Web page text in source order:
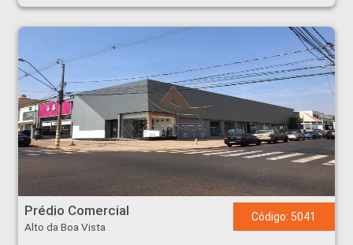
Prédio Comercial - Alto da Boa Vista - Ribeirão Preto
Prédio Comercial
Alto da Boa Vista
Código: 5041